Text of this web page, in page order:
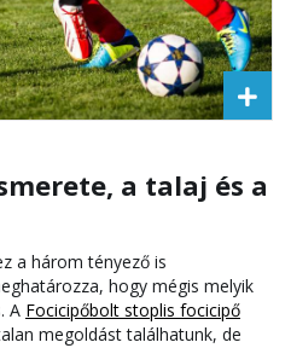
a talaj és a
a három tényező is
hogy mégis melyik
A Focicipőbolt stoplis focicipő
megoldást találhatunk, de